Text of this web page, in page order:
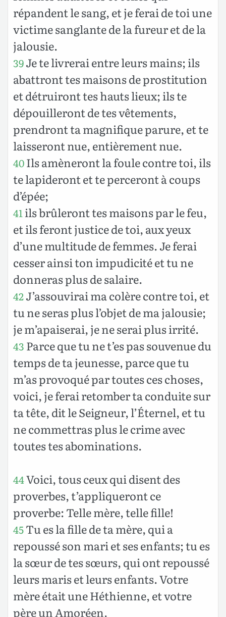
répandent le sang, et je ferai de toi une
victime sanglante de la fureur et de la
jalousie.
39Je te livrerai entre leurs mains; ils
abattront tes maisons de prostitution
et détruiront tes hauts lieux; ils te
dépouilleront de tes vêtements,
prendront ta magnifique parure, et te
laisseront nue, entièrement nue.
40Ils amèneront la foule contre toi, ils
te lapideront et te perceront à coups
d’épée;
41 ils brûleront tes maisons par le feu,
et ils feront justice de toi, aux yeux
d’une multitude de femmes. Je ferai
cesser ainsi ton impudicité et tu ne
donneras plus de salaire.
42J’assouvirai ma colère contre toi, et
tu ne seras plus l’objet de ma jalousie;
je m’apaiserai, je ne serai plus irrité.
43 Parce que tu ne t’es pas souvenue du
temps de ta jeunesse, parce que tu
m’as provoqué par toutes ces choses,
voici, je ferai retomber ta conduite sur
ta tête, dit le Seigneur, l’Éternel, et tu
ne commettras plus le crime avec
toutes tes abominations.
44Voici, tous ceux qui disent des
proverbes, t’appliqueront ce
proverbe: Telle mère, telle fille!
45Tu es la fille de ta mère, qui a
repoussé son mari et ses enfants; tu es
la sœur de tes sœurs, qui ont repoussé
leurs maris et leurs enfants. Votre
mère était une Héthienne, et votre
père un Amoréen.